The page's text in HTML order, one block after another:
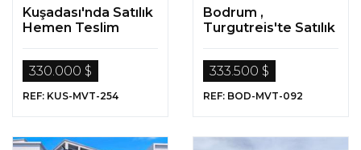
Kuşadası'nda Satılık
Hemen Teslim
330.000 $
REF: KUS-MVT-254
Bodrum ,
Turgutreis'te Satılık
333.500 $
REF: BOD-MVT-092